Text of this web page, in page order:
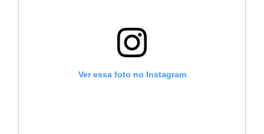
Ver essa foto no Instagram